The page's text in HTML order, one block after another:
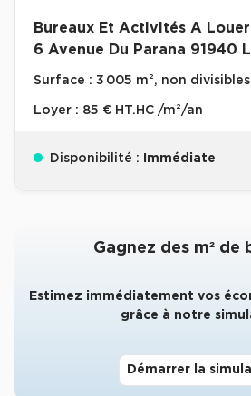
Collections de Logistique
Entrepôts XXL
Location de Commerces à Paris
Location de Commerces à
Location de Commerces à Reims
Bureaux Et Activités A Louer
6 Avenue Du Parana 91940
Surface : 3 005 m², non divisibles
Loyer : 85 € HT.HC /m²/an
Disponibilité : Immédiate
Gagnez des m² de
Estimez immédiatement vos
grâce à notre
Démarrer la